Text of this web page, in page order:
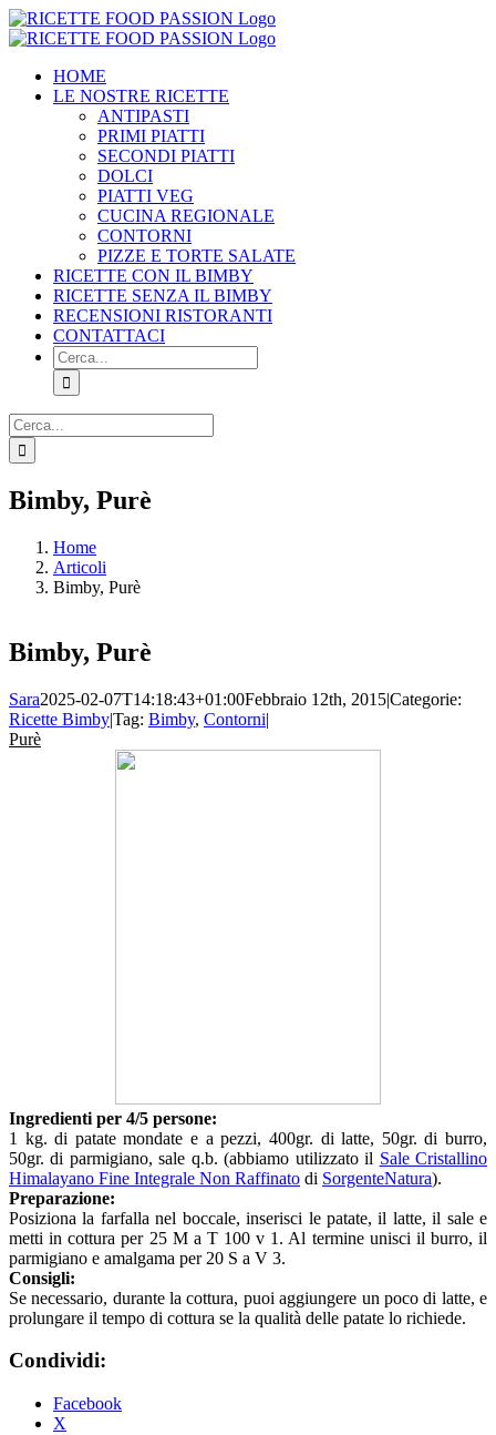
Salta
al
HOME
LE NOSTRE RICETTE
ANTIPASTI
PRIMI PIATTI
SECONDI PIATTI
DOLCI
PIATTI VEG
CUCINA REGIONALE
CONTORNI
PIZZE E TORTE SALATE
RICETTE CON IL BIMBY
RICETTE SENZA IL BIMBY
RECENSIONI RISTORANTI
CONTATTACI
Cerca
per:
Cerca
per:
Bimby, Purè
Home
Articoli
Bimby, Purè
Bimby, Purè
Sara2025-02-07T14:18:43+01:00Febbraio 12th, 2015|Categorie:
Ricette Bimby|Tag: Bimby, Contorni|
Purè
Ingredienti per 4/5 persone:
1 kg. di patate mondate e a pezzi, 400gr. di latte, 50gr. di burro,
50gr. di parmigiano, sale q.b. (abbiamo utilizzato il Sale Cristallino
Himalayano Fine Integrale Non Raffinato di SorgenteNatura).
Preparazione:
Posiziona la farfalla nel boccale, inserisci le patate, il latte, il sale e
metti in cottura per 25 M a T 100 v 1. Al termine unisci il burro, il
parmigiano e amalgama per 20 S a V 3.
Consigli:
Se necessario, durante la cottura, puoi aggiungere un poco di latte, e
prolungare il tempo di cottura se la qualità delle patate lo richiede.
Condividi:
Facebook
X